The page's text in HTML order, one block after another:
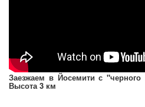
Заезжаем в Йосемити с
Высота 3 км